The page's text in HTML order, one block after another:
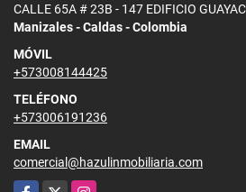
CALLE 65A # 23B - 147 EDIFICIO
Manizales - Caldas - Colombia
MÓVIL
+573008144425
TELÉFONO
+573006191236
EMAIL
comercial@hazulinmobiliaria.com
Facebook
X Instagram